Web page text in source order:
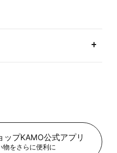
ップKAMO公式アプリ
物をさらに便利に